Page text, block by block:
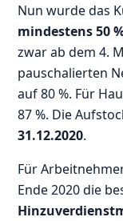
Nun wurde das
mindestens 50
zwar ab dem 4.
pauschalierten
auf 80 %. Für
87 %. Die
31.12.2020.
Für
Ende 2020 die